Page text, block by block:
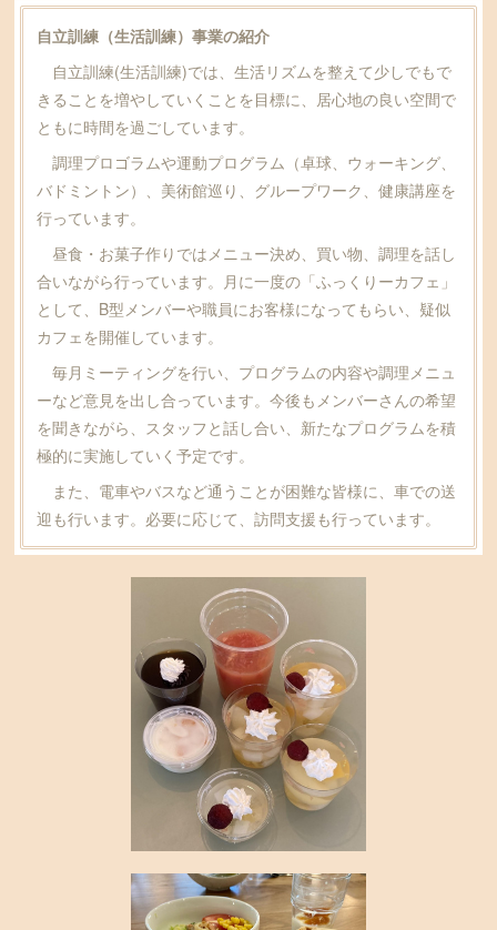
自立訓練（生活訓練）事業の紹介
自立訓練(生活訓練)では、生活リズムを整えて少しでもで
きることを増やしていくことを目標に、居心地の良い空間で
ともに時間を過ごしています。
調理プロゴラムや運動プログラム（卓球、ウォーキング、
バドミントン）、美術館巡り、グループワーク、健康講座を
行っています。
昼食・お菓子作りではメニュー決め、買い物、調理を話し
合いながら行っています。月に一度の「ふっくりーカフェ」
として、B型メンバーや職員にお客様になってもらい、疑似
カフェを開催しています。
毎月ミーティングを行い、プログラムの内容や調理メニュ
ーなど意見を出し合っています。今後もメンバーさんの希望
を聞きながら、スタッフと話し合い、新たなプログラムを積
極的に実施していく予定です。
また、電車やバスなど通うことが困難な皆様に、車での送
迎も行います。必要に応じて、訪問支援も行っています。